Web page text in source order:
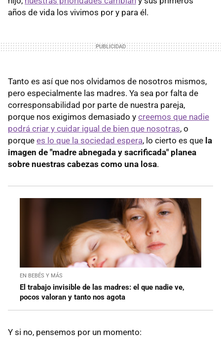
años de vida los vivimos por y para él.
Tanto es así que nos olvidamos de nosotros mismos,
pero especialmente las madres. Ya sea por falta de
corresponsabilidad por parte de nuestra pareja,
porque nos exigimos demasiado y creemos que nadie
podrá criar y cuidar igual de bien que nosotras, o
porque es lo que la sociedad espera, lo cierto es que la
imagen de "madre abnegada y sacrificada" planea
sobre nuestras cabezas como una losa.
EN BEBÉS Y MÁS
El trabajo invisible de las madres: el que nadie ve,
pocos valoran y tanto nos agota
Y si no, pensemos por un momento: